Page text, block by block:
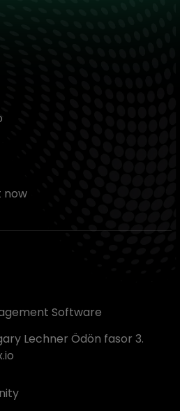
now
Software
Lechner Ödön fasor 3.